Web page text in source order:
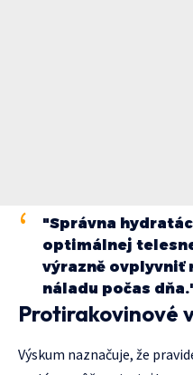
"Správna
optimálnej
výrazně ovplyvniť
náladu počas
Protirakovinové
Výskum naznačuje, že